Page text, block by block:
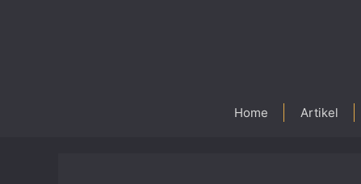
Home Artikel